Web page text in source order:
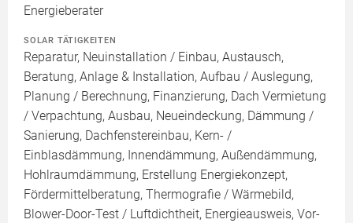
Energieberater
SOLAR TÄTIGKEITEN
Reparatur, Neuinstallation / Einbau, Austausch,
Beratung, Anlage & Installation, Aufbau / Auslegung,
Planung / Berechnung, Finanzierung, Dach Vermietung
/ Verpachtung, Ausbau, Neueindeckung, Dämmung /
Sanierung, Dachfenstereinbau, Kern- /
Einblasdämmung, Innendämmung, Außendämmung,
Hohlraumdämmung, Erstellung Energiekonzept,
Fördermittelberatung, Thermografie / Wärmebild,
Blower-Door-Test / Luftdichtheit, Energieausweis, Vor-